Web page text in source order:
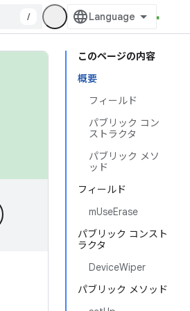
/
このページの内容
概要
フィールド
パブリック コン
ストラクタ
パブリック メソ
ッド
フィールド
mUseErase
パブリック コンスト
ラクタ
DeviceWiper
パブリック メソッド